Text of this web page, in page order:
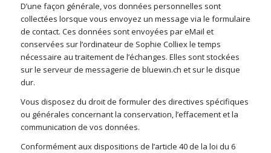
D’une façon générale, vos données personnelles sont
collectées lorsque vous envoyez un message via le formulaire
de contact. Ces données sont envoyées par eMail et
conservées sur l’ordinateur de Sophie Colliex le temps
nécessaire au traitement de l’échanges. Elles sont stockées
sur le serveur de messagerie de bluewin.ch et sur le disque
dur.
Vous disposez du droit de formuler des directives spécifiques
ou générales concernant la conservation, l’effacement et la
communication de vos données.
Conformément aux dispositions de l’article 40 de la loi du 6